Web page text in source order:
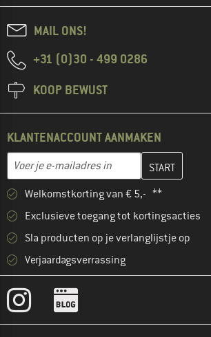
MAIL ONS!
+31 (0)30 - 499 0286
KOOP BEWUST
KLANTENACCOUNT AANMAKEN
E-mailadres
Vul je e-mailadres hier in en maak in de
Welkomstkorting van € 5,- **
Exclusieve toegang tot kortingsacties
Sla producten op je verlanglijstje op
Verjaardagsverrassing